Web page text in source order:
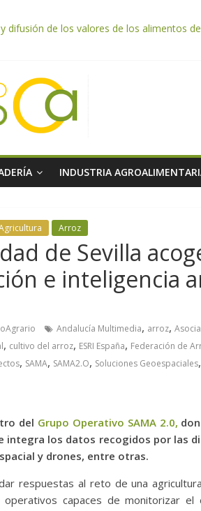
difusión de los valores de los alimentos
Pesca y Alimentación impulsa
primeras recolecciones de almendra
Pesca y Alimentación autoriza el
INDUSTRIA
Arroz
de Sevilla
e inteligencia
Andalucía Multimedia, arroz,
, cultivo del arroz, ESRI España, Federación de
, SAMA, SAMA2.O, Soluciones Geoespaciales,
del Grupo Operativo SAMA 2.0,
integra los datos recogidos por las
y drones, entre otras.
respuestas al reto de una
operativos capaces de monitorizar